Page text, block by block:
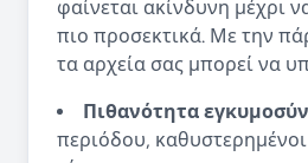
φαίνεται ακίνδυνη μέχρι
πιο προσεκτικά. Με την
τα αρχεία σας μπορεί να
Πιθανότητα
περιόδου,